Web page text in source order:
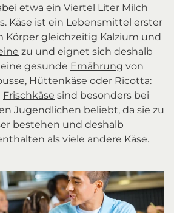
etwa ein Viertel Liter Milch
Käse ist ein Lebensmittel erster
Körper gleichzeitig Kalzium und
zu und eignet sich deshalb
gesunde Ernährung von
Hüttenkäse oder Ricotta:
Frischkäse sind besonders bei
Jugendlichen beliebt, da sie zu
bestehen und deshalb
als viele andere Käse.